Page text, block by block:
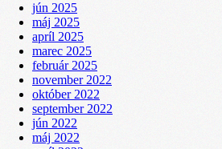
jún 2025
máj 2025
apríl 2025
marec 2025
február 2025
november 2022
október 2022
september 2022
jún 2022
máj 2022